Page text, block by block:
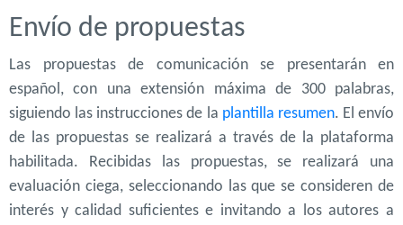
Envío de propuestas
Las propuestas de comunicación se presentarán en
español, con una extensión máxima de 300 palabras,
siguiendo las instrucciones de la plantilla resumen. El envío
de las propuestas se realizará a través de la plataforma
habilitada. Recibidas las propuestas, se realizará una
evaluación ciega, seleccionando las que se consideren de
interés y calidad suficientes e invitando a los autores a